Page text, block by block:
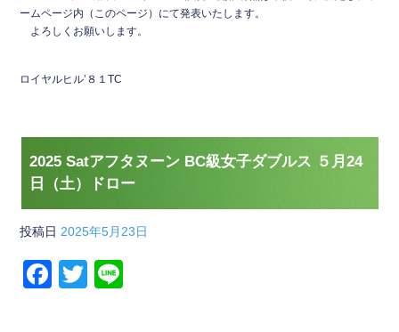
b
o
ームページ内（このページ）にて発表いたします。
よろしくお願いします。
ロイヤルヒル’８１TC
2025 Satアフタヌーン BC級女子ダブルス ５月24
日（土）ドロー
投稿日 2025年5月23日
F
T